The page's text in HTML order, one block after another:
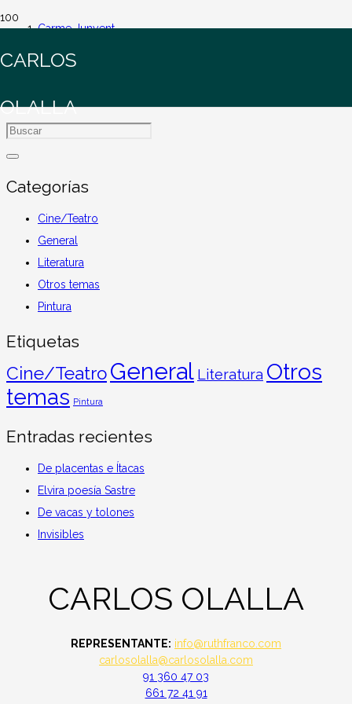
CARLOS
OLALLA
Carme Junyent
Categorías
Cine/Teatro
General
Literatura
Otros temas
Pintura
Etiquetas
Cine/TeatroGeneral Literatura Otros
temas Pintura
Entradas recientes
De placentas e Ítacas
Elvira poesía Sastre
De vacas y tolones
Invisibles
CARLOS OLALLA
REPRESENTANTE: info@ruthfranco.com
carlosolalla@carlosolalla.com
91 360 47 03
661 72 41 91